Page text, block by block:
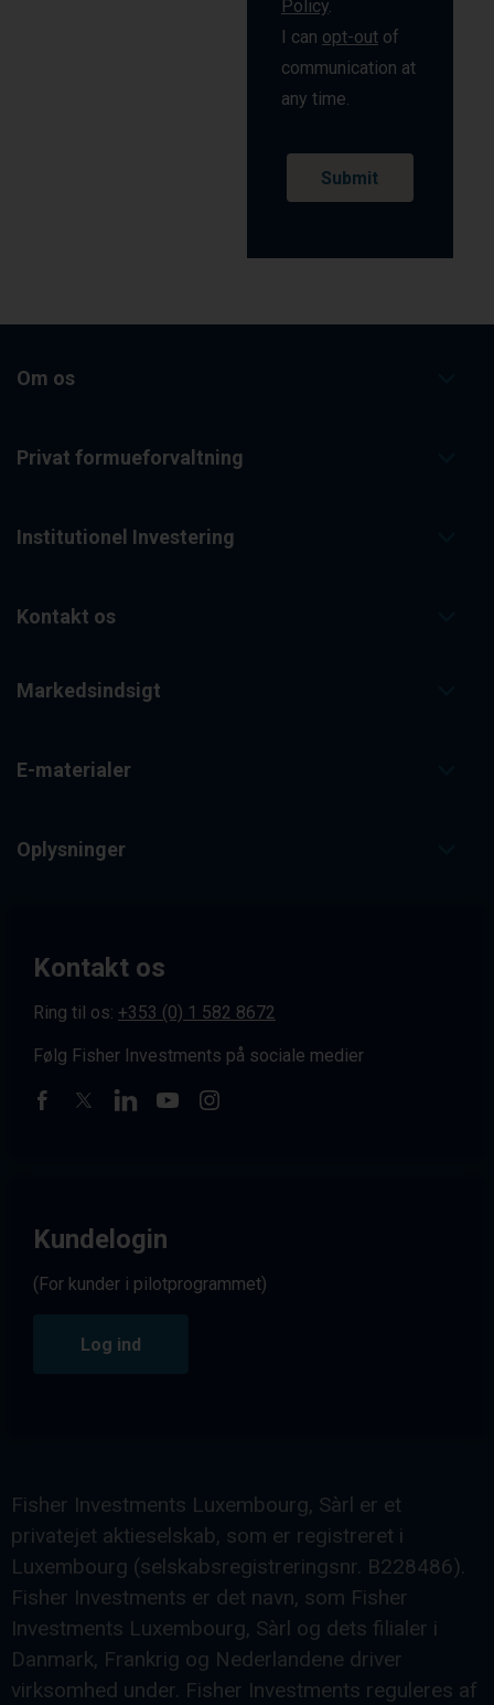
Policy.
I can opt-out of
communication at
any time.
Om os
Privat formueforvaltning
Institutionel Investering
Kontakt os
Markedsindsigt
E-materialer
Oplysninger
Kontakt os
Ring til os: +353 (0) 1 582 8672
Følg Fisher Investments på sociale medier
Kundelogin
(For kunder i pilotprogrammet)
Log ind
Fisher Investments Luxembourg, Sàrl er et
privatejet aktieselskab, som er registreret i
Luxembourg (selskabsregistreringsnr. B228486).
Fisher Investments er det navn, som Fisher
Investments Luxembourg, Sàrl og dets filialer i
Danmark, Frankrig og Nederlandene driver
virksomhed under. Fisher Investments reguleres af